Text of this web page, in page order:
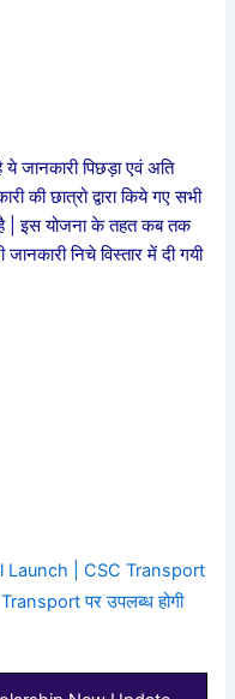
पिछड़ा एवं अति
की छात्रो द्वारा किये गए सभी
| इस योजना के तहत कब तक
निचे विस्तार में दी गयी
Launch | CSC Transport
पर उपलब्ध होगी